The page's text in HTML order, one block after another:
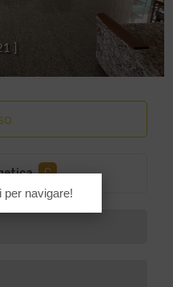
1
: C
per navigare!